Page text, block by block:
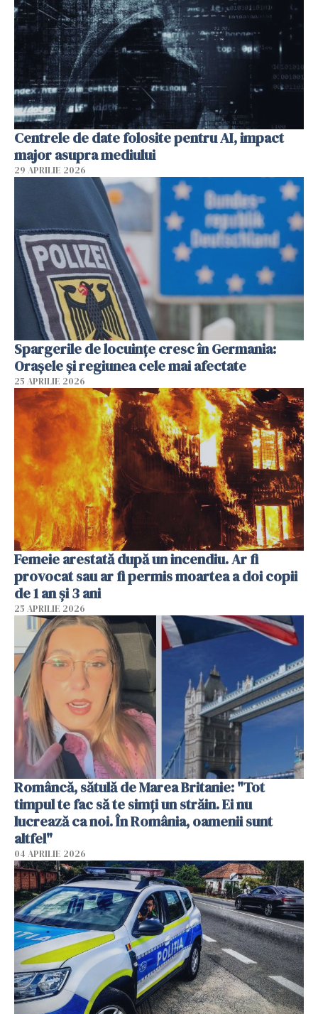
Centrele de date folosite pentru AI, impact
major asupra mediului
29 APRILIE 2026
Spargerile de locuințe cresc în Germania:
Orașele și regiunea cele mai afectate
25 APRILIE 2026
Femeie arestată după un incendiu. Ar fi
provocat sau ar fi permis moartea a doi copii
de 1 an și 3 ani
25 APRILIE 2026
Româncă, sătulă de Marea Britanie: "Tot
timpul te fac să te simți un străin. Ei nu
lucrează ca noi. În România, oamenii sunt
altfel"
04 APRILIE 2026